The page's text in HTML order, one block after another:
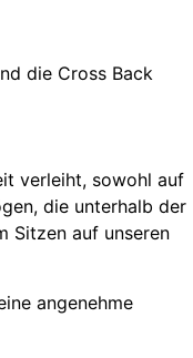
die Cross Back
verleiht, sowohl auf
die unterhalb der
Sitzen auf unseren
angenehme